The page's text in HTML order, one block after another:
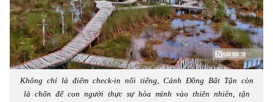
Không chỉ là điểm check-in nổi tiếng, Cánh Đồng Bất Tận còn
là chốn để con người thực sự hòa mình vào thiên nhiên, tận